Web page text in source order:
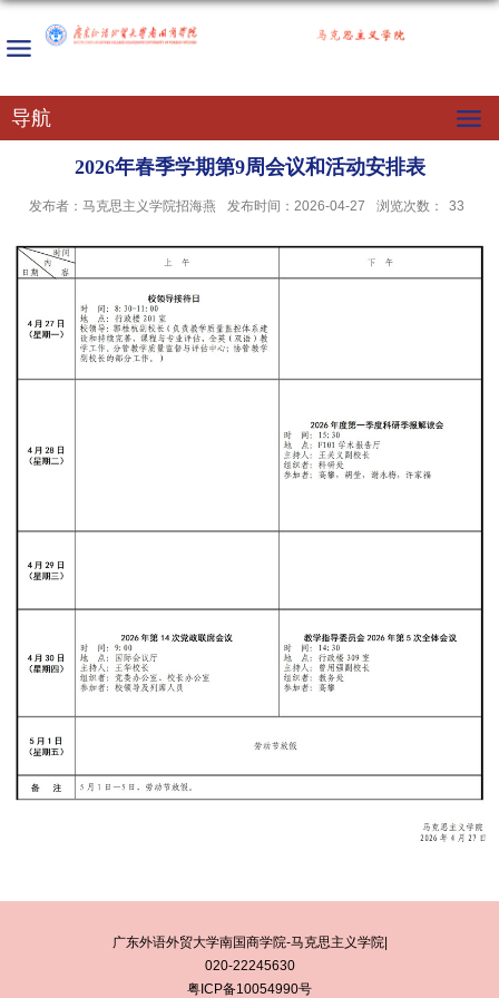
导航
2026年春季学期第9周会议和活动安排表
发布者：马克思主义学院招海燕 发布时间：2026-04-27 浏览次数： 33
广东外语外贸大学南国商学院-马克思主义学院|
020-22245630
粤ICP备10054990号